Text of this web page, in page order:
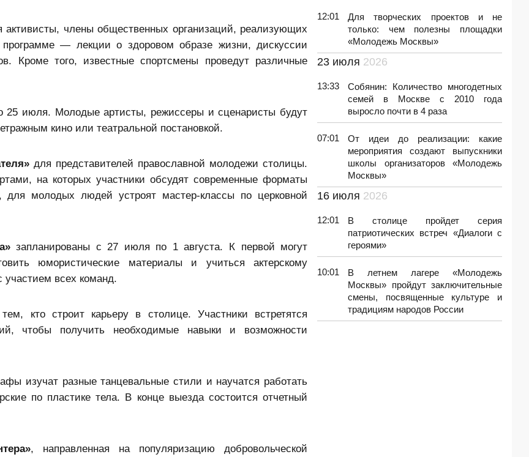
активисты, члены общественных организаций, реализующих
— лекции о здоровом образе жизни, дискуссии
Кроме того, известные спортсмены проведут различные
25 июля. Молодые артисты, режиссеры и сценаристы будут
кино или театральной постановкой.
для представителей православной молодежи столицы.
на которых участники обсудят современные форматы
для молодых людей устроят мастер-классы по церковной
запланированы с 27 июля по 1 августа. К первой могут
юмористические материалы и учиться актерскому
участием всех команд.
кто строит карьеру в столице. Участники встретятся
чтобы получить необходимые навыки и возможности
изучат разные танцевальные стили и научатся работать
по пластике тела. В конце выезда состоится отчетный
, направленная на популяризацию добровольческой
12:01
Для творческих проектов и не
только: чем полезны площадки
«Молодежь Москвы»
23 июля 2026
13:33
Собянин: Количество многодетных
семей в Москве с 2010 года
выросло почти в 4 раза
07:01
От идеи до реализации: какие
мероприятия создают выпускники
школы организаторов «Молодежь
Москвы»
16 июля 2026
12:01
В столице пройдет серия
патриотических встреч «Диалоги с
героями»
10:01
В летнем лагере «Молодежь
Москвы» пройдут заключительные
смены, посвященные культуре и
традициям народов России